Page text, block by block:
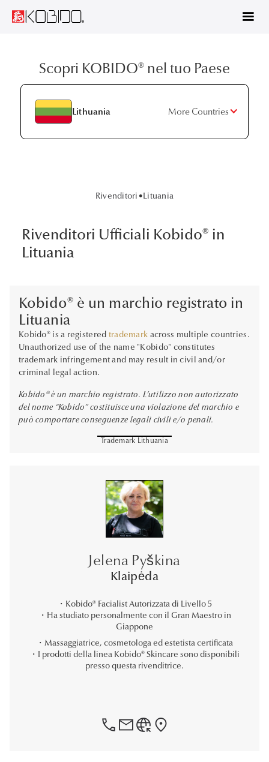
Scopri KOBIDO® nel tuo Paese
Lithuania More Countries
Rivenditori •Lituania
Rivenditori Ufficiali Kobido® in
Lituania
Kobido® è un marchio registrato in
Lituania
Kobido® is a registered trademark across multiple countries.
Unauthorized use of the name "Kobido" constitutes
trademark infringement and may result in civil and/or
criminal legal action.
Kobido® è un marchio registrato. L’utilizzo non autorizzato
del nome “Kobido” costituisce una violazione del marchio e
può comportare conseguenze legali civili e/o penali.
fullscreen
Trademark Lithuania
Jelena Pyškina
Klaipėda
・Kobido® Facialist Autorizzata di Livello 5
・Ha studiato personalmente con il Gran Maestro in
Giappone
・Massaggiatrice, cosmetologa ed estetista certificata
・I prodotti della linea Kobido® Skincare sono disponibili
presso questa rivenditrice.
phoneMailcaptive_portallocation_on